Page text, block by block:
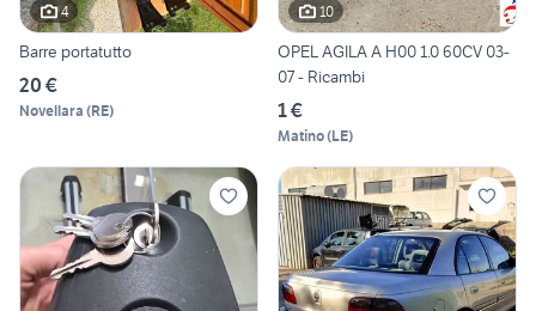
4
Barre portatutto
20 €
Novellara (RE)
10
OPEL AGILA A H00 1.0 60CV 03-
07 - Ricambi
1 €
Matino(LE)